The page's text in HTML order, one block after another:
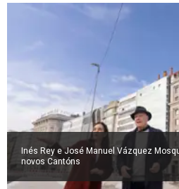
Inés Rey e José Manuel Vázquez
novos Cantóns